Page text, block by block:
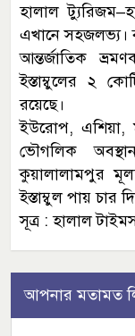
হালাল
এখানে সহজলভ্য।
আন্তর্জাতিক
ইস্তাম্বুলের ২
রয়েছে।
ইউরোপ, এশিয়া,
ভৌগলিক
কুয়ালালামপুর
ইস্তাম্বুল পায় চার
সূত্র : হালাল
আপনার মতামত